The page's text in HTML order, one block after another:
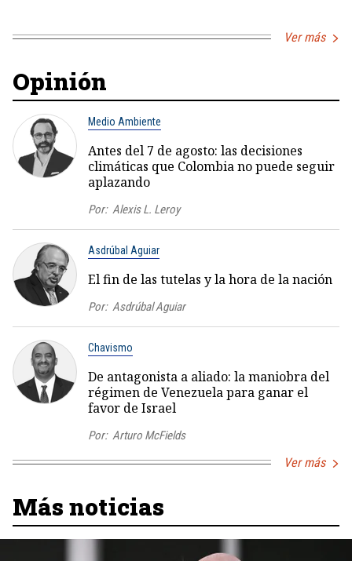
Ver más
Opinión
Medio Ambiente
Antes del 7 de agosto: las decisiones
climáticas que Colombia no puede seguir
aplazando
Por: Alexis L. Leroy
Asdrúbal Aguiar
El fin de las tutelas y la hora de la nación
Por: Asdrúbal Aguiar
Chavismo
De antagonista a aliado: la maniobra del
régimen de Venezuela para ganar el
favor de Israel
Por: Arturo McFields
Ver más
Más noticias